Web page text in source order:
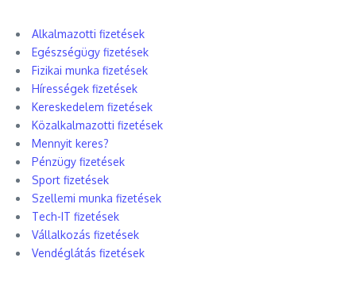
Alkalmazotti fizetések
Egészségügy fizetések
Fizikai munka fizetések
Hírességek fizetések
Kereskedelem fizetések
Közalkalmazotti fizetések
Mennyit keres?
Pénzügy fizetések
Sport fizetések
Szellemi munka fizetések
Tech-IT fizetések
Vállalkozás fizetések
Vendéglátás fizetések